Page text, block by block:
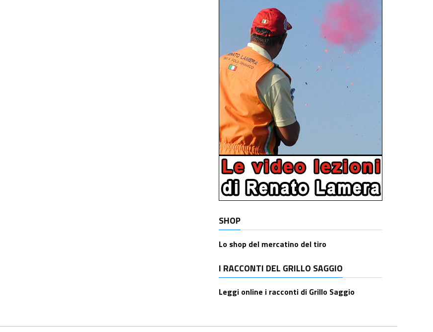
SHOP
Lo shop del mercatino del tiro
I RACCONTI DEL GRILLO SAGGIO
Leggi online i racconti di Grillo Saggio